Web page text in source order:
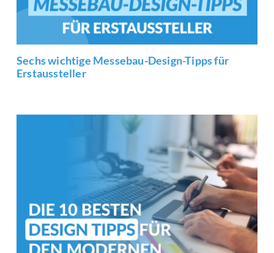
Sechs wichtige Messebau-Design-Tipps für
Erstaussteller